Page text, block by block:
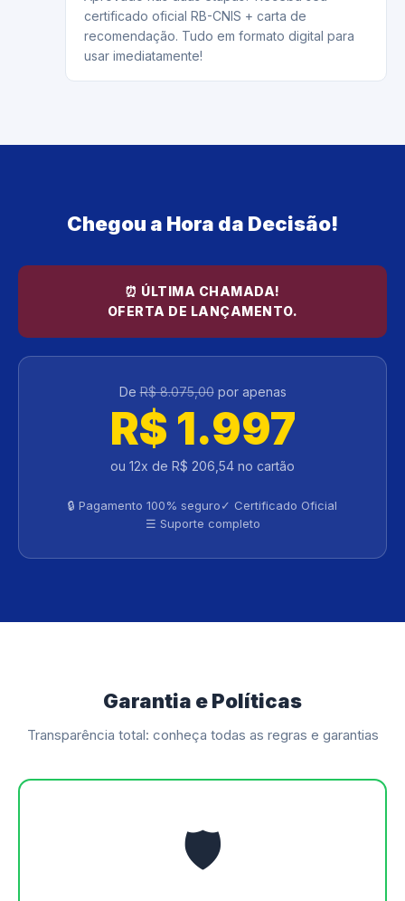
certificado oficial RB-CNIS + carta de
recomendação. Tudo em formato digital para
usar imediatamente!
Chegou a Hora da Decisão!
⏰ ÚLTIMA CHAMADA!
OFERTA DE LANÇAMENTO.
DeR$ 8.075,00por apenas
R$ 1.997
ou 12x de R$ 206,54 no cartão
🔒 Pagamento 100% seguro✓ Certificado Oficial
☰ Suporte completo
Garantia e Políticas
Transparência total: conheça todas as regras e garantias
🛡️